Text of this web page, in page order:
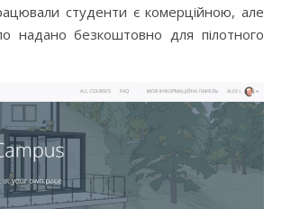
студенти є комерційною, але
надано безкоштовно для пілотного